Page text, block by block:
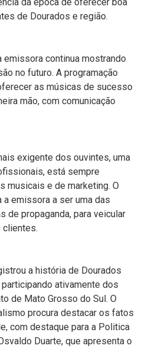
de Dourados e região.
emissora continua mostrando
no futuro. A programação
as músicas de sucesso
mão, com comunicação
exigente dos ouvintes, uma
está sempre
musicais e de marketing. O
emissora a ser uma das
de propaganda, para veicular
clientes.
a história de Dourados
ativamente dos
de Mato Grosso do Sul. O
procura destacar os fatos
com destaque para a Politica
Duarte, que apresenta o